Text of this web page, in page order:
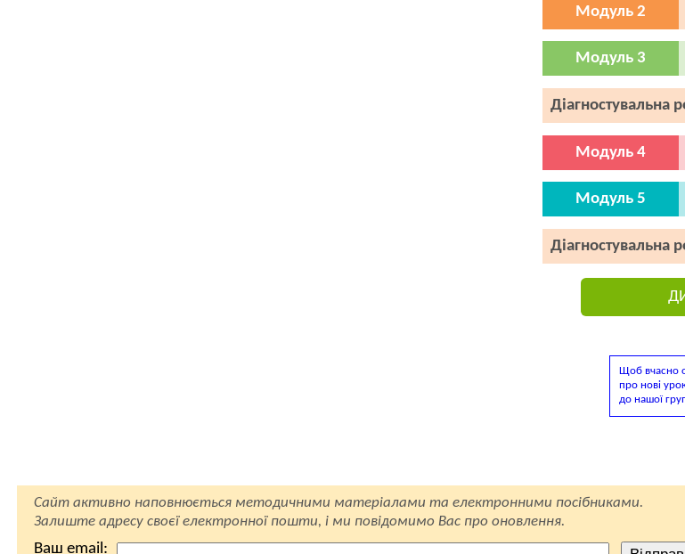
Модуль 2
Модуль 3
Діагностувальна
Модуль 4
Модуль 5
Діагностувальна
Щоб вчасно
про нові
до нашої
Сайт активно наповнюється методичними матеріалами та електронними посібниками.
Залиште адресу своєї електронної пошти, і ми повідомимо Вас про оновлення.
Ваш email: